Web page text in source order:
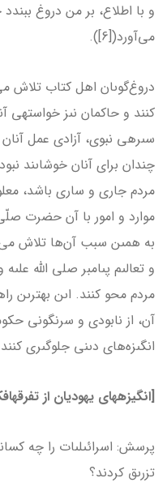
و با اطلاع، بر من دروغ
مى‌آورد‏([6]).
دروغ‌گوىان اهل كتاب تلاش
كنند و حاكمان نىز خواسته­ى
سىره­ى نبوى، آزادى عمل
چندان براى آنان خوشاىند
مردم جارى و سارى باشد،
موارد و امور با آن حضرت
به همىن سبب آن‌ها تلاش
و تعالىم پىامبر صلى الله
مردم محو كنند. اىن بهترىن
آن، از نابودى و سرنگونى
انگىزه‌هاى دىنى جلوگىرى
[انگیزه­های یهودیان از
پرسش: اسرائىلىات را چه
تزرىق كردند؟